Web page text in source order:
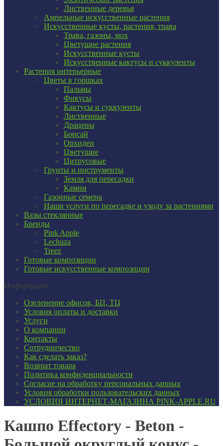
Лиственные деревья
Ампельные искусственные растения
Искусственные кусты, растения, трава
Трава, газоны, мох
Цветущие растения
Искусственные кусты
Искусственные кактусы и суккуленты
Растения интерьерные
Цветы в горшках
Пальмы
Фикусы
Кактусы и суккуленты
Лиственные
Драцены
Бонсай
Орхидеи
Цветущие
Цитрусовые
Грунты и инструменты
Земля для пересадки
Камни
Газонные семена
Наши услуги по пересадке и уходу за растениями
Вазы стеклянные
Бренды
Pink Apple
Lechuza
Treez
Готовые композиции
Готовые искусственные композиции
Информация
Озеленение офисов, БЦ, ТЦ
Условия оплаты и доставки
Услуги
О компании
Контакты
Сотрудничество
Как сделать заказ?
Возврат товара
Политика конфиденциальности
Согласие ​на обработку персональных данных
Условия обработки пользовательских данных
УСЛОВИЯ ИНТЕРНЕТ-МАГАЗИНА PINK-APPLE.RU
Кашпо Effectory - Beton -